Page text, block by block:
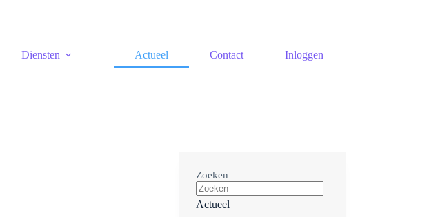
Diensten Actueel Contact Inloggen
Zoeken
Actueel